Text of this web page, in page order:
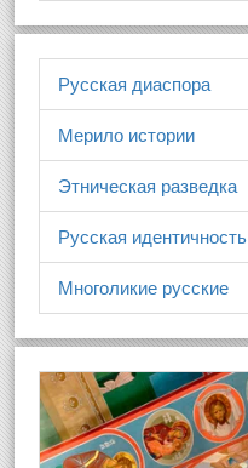
Русская диаспора
Мерило истории
Этническая разведка
Русская идентичность
Многоликие русские